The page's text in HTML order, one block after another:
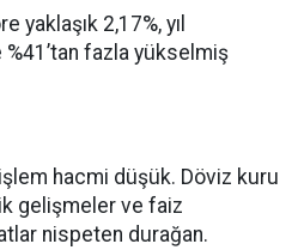
yaklaşık 2,17%, yıl
%41’tan fazla yükselmiş
hacmi düşük. Döviz kuru
gelişmeler ve faiz
nispeten durağan.